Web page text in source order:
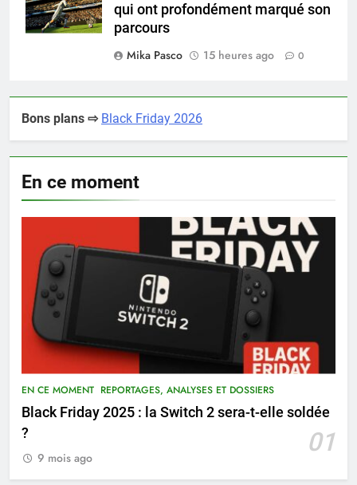
qui ont profondément marqué son
parcours
Mika Pasco
15 heures ago 0
Bons plans ⇨ Black Friday 2026
En ce moment
EN CE MOMENT REPORTAGES, ANALYSES ET DOSSIERS
Black Friday 2025 : la Switch 2 sera-t-elle soldée
?
01
9 mois ago